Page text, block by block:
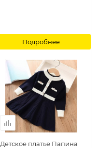
Подробнее
Детское платье Папина